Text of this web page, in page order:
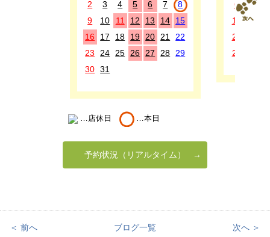
2
3 4 5 6 7
8
9
10 11 12 13 14
15
16
17 18 19 20 21
22
23
24 25 26 27 28
29
30 31
6
7
13
14
20
27
…店休日 …本日
予約状況（リアルタイム）
＜ 前へ ブログ一覧 次へ ＞